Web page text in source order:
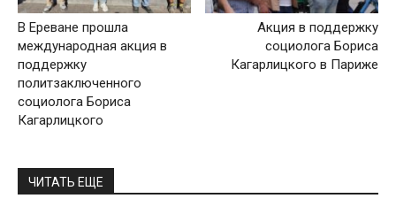
В Ереване прошла
международная акция в
поддержку
политзаключенного
социолога Бориса
Кагарлицкого
Акция в поддержку
социолога Бориса
Кагарлицкого в Париже
ЧИТАТЬ ЕЩЕ